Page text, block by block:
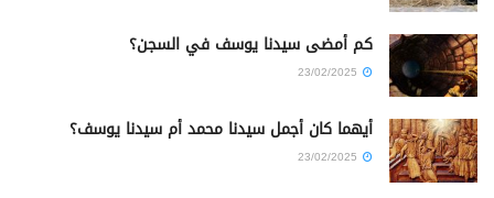
كم أمضى سيدنا يوسف في السجن؟
أيهما كان أجمل سيدنا محمد أم سيدنا يوسف؟